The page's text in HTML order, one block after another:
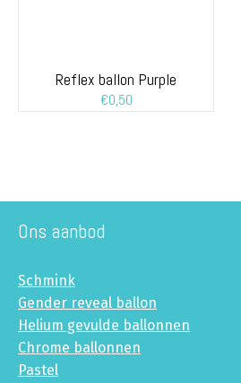
Reflex ballon Purple
€0,50
Ons aanbod
Schmink
Gender reveal ballon
Helium gevulde ballonnen
Chrome ballonnen
Pastel